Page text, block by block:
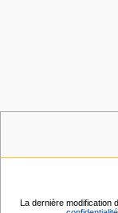
La dernière modification